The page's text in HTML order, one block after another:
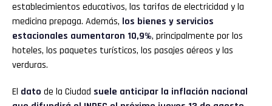
establecimientos educativos, las tarifas de electricidad y la
medicina prepaga. Además, los bienes y servicios
estacionales aumentaron 10,9%, principalmente por los
hoteles, los paquetes turísticos, los pasajes aéreos y las
verduras.
El dato de la Ciudad suele anticipar la inflación nacional